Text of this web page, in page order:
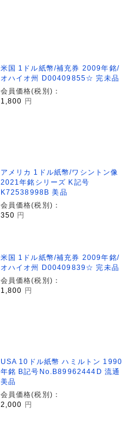
米国 1ドル紙幣/補充券 2009年銘/
オハイオ州 D00409855☆ 完未品
会員価格(税別)：
1,800 円
アメリカ 1ドル紙幣/ワシントン像
2021年銘シリーズ K記号
K72538998B 美品
会員価格(税別)：
350 円
米国 1ドル紙幣/補充券 2009年銘/
オハイオ州 D00409839☆ 完未品
会員価格(税別)：
1,800
円
USA 10ドル紙幣 ハミルトン 1990
年銘 B記号No.B89962444D 流通
美品
会員価格(税別)：
2,000 円